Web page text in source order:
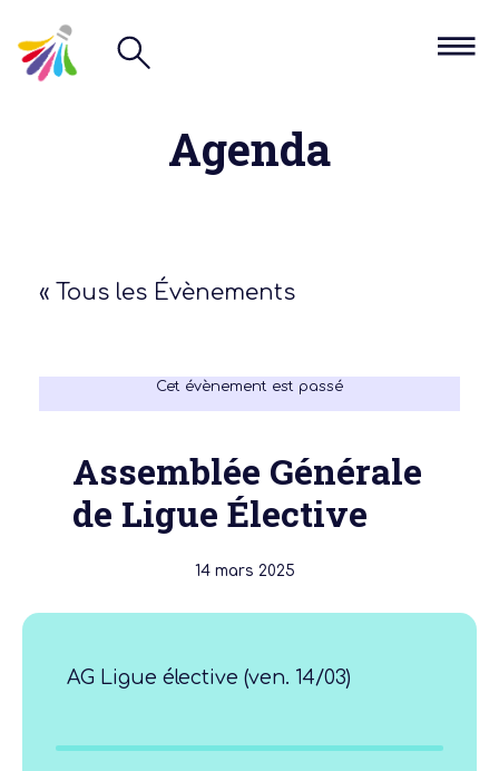
Agenda
« Tous les Évènements
Cet évènement est passé
Assemblée Générale
de Ligue Élective
14 mars 2025
AG Ligue élective (ven. 14/03)